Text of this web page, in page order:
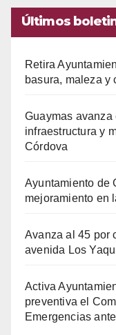
Últimos
Retira
basura, maleza y
Guaymas
infraestructura y
Córdova
Ayuntamiento de
mejoramiento en
Avanza al 45 por
avenida Los
Activa
preventiva el
Emergencias